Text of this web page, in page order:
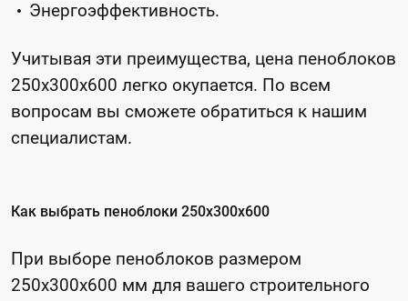
Энергоэффективность.
Учитывая эти преимущества, цена пеноблоков
250x300x600 легко окупается. По всем
вопросам вы сможете обратиться к нашим
специалистам.
Как выбрать пеноблоки 250x300x600
При выборе пеноблоков размером
250x300x600 мм для вашего строительного